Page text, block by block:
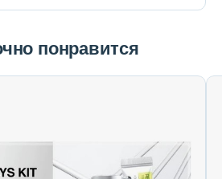
понравится